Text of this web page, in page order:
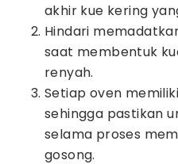
akhir kue kering
Hindari
saat membentuk
renyah.
Setiap oven
sehingga pastikan
selama proses
gosong.